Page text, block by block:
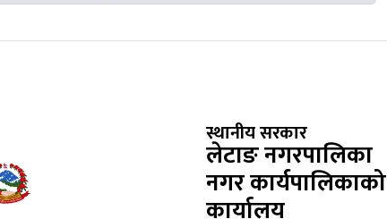
स्थानीय सरकार
लेटाङ नगरपालिका
नगर कार्यपालिकाको